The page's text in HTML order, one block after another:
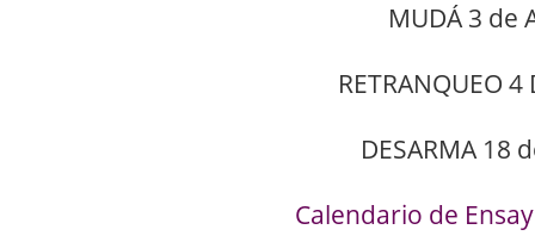
MUDÁ 3 de
RETRANQUEO 4
DESARMA 18
Calendario de